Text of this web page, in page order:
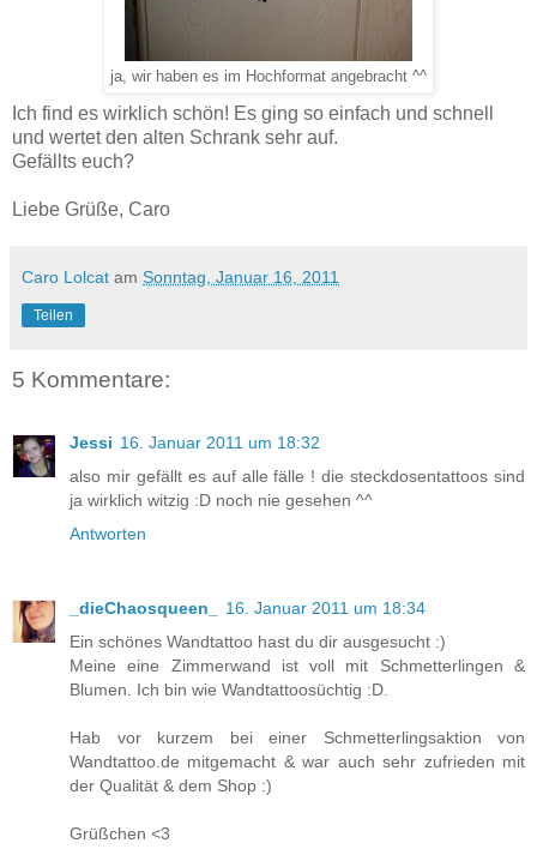
ja, wir haben es im Hochformat angebracht ^^
Ich find es wirklich schön! Es ging so einfach und schnell
und wertet den alten Schrank sehr auf.
Gefällts euch?
Liebe Grüße, Caro
Caro Lolcat am Sonntag, Januar 16, 2011
Teilen
5 Kommentare:
Jessi 16. Januar 2011 um 18:32
also mir gefällt es auf alle fälle ! die steckdosentattoos sind
ja wirklich witzig :D noch nie gesehen ^^
Antworten
_dieChaosqueen_
16. Januar 2011 um 18:34
Ein schönes Wandtattoo hast du dir ausgesucht :)
Meine eine Zimmerwand ist voll mit Schmetterlingen &
Blumen. Ich bin wie Wandtattoosüchtig :D.
Hab vor kurzem bei einer Schmetterlingsaktion von
Wandtattoo.de mitgemacht & war auch sehr zufrieden mit
der Qualität & dem Shop :)
Grüßchen <3